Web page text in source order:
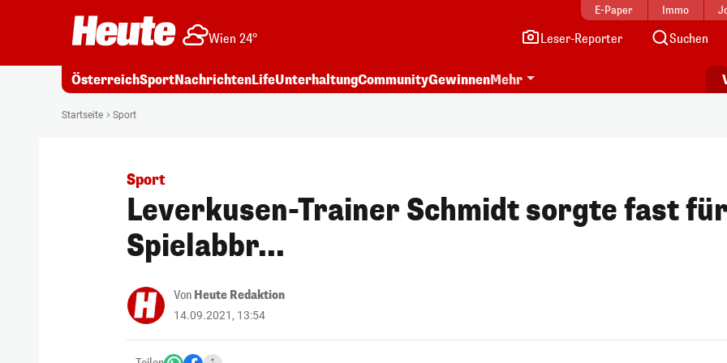
E-Paper Immo
Wien 24° Leser-Reporter Suchen
ÖsterreichSportNachrichtenLifeUnterhaltungCommunityGewinnenMehr
Startseite Sport
Sport
Leverkusen-Trainer Schmidt sorgte fast für
Spielabbr...
Von Heute Redaktion
14.09.2021, 13:54